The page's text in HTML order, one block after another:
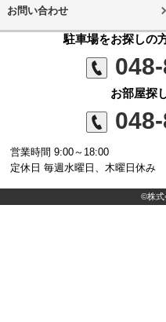
お問い合わせ
駐車場をお探しの
お部屋探
営業時間 9:00～18:00
定休日 毎週水曜日、木曜日休み
©株式